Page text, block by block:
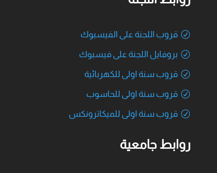
قروب اللجنة على الفيسبوك
بروفايل اللجنة على فيسبوك
قروب سنة اولى للكهربائية
قروب سنة اولى للحاسوب
قروب سنة اولى للميكاترونكس